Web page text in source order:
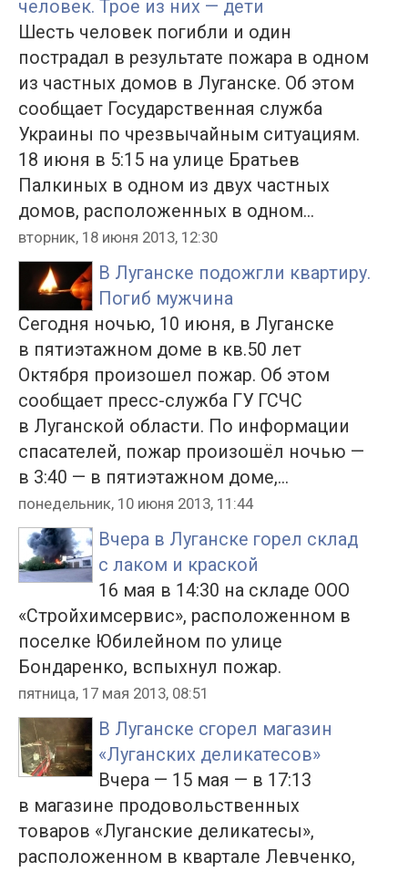
человек. Трое из них — дети
Шесть человек погибли и один
пострадал в результате пожара в одном
из частных домов в Луганске. Об этом
сообщает Государственная служба
Украины по чрезвычайным ситуациям.
18 июня в 5:15 на улице Братьев
Палкиных в одном из двух частных
домов, расположенных в одном...
вторник, 18 июня 2013, 12:30
В Луганске подожгли квартиру.
Погиб мужчина
Сегодня ночью, 10 июня, в Луганске
в пятиэтажном доме в кв.50 лет
Октября произошел пожар. Об этом
сообщает пресс-служба ГУ ГСЧС
в Луганской области. По информации
спасателей, пожар произошёл ночью —
в 3:40 — в пятиэтажном доме,...
понедельник, 10 июня 2013, 11:44
Вчера в Луганске горел склад
с лаком и краской
16 мая в 14:30 на складе ООО
«Стройхимсервис», расположенном в
поселке Юбилейном по улице
Бондаренко, вспыхнул пожар.
пятница, 17 мая 2013, 08:51
В Луганске сгорел магазин
«Луганских деликатесов»
Вчера — 15 мая — в 17:13
в магазине продовольственных
товаров «Луганские деликатесы»,
расположенном в квартале Левченко,